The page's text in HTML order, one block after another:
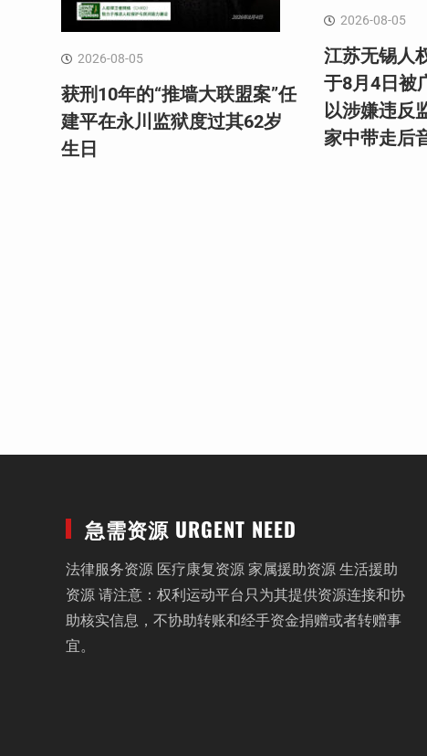
2026-08-05
获刑10年的“推墙大联盟案”任
建平在永川监狱度过其62岁
生日
2026-08-05
江苏无锡人
于8月4日被
以涉嫌违反
家中带走后
急需资源 URGENT NEED
法律服务资源 医疗康复资源 家属援助资源 生活援助
资源 请注意：权利运动平台只为其提供资源连接和协
助核实信息，不协助转账和经手资金捐赠或者转赠事
宜。